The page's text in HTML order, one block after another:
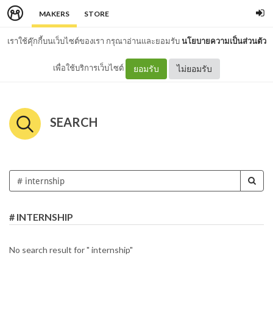
MAKERS STORE
เราใช้คุ๊กกี้บนเว็บไซต์ของเรา กรุณาอ่านและยอมรับนโยบายความเป็นส่วนตัว
เพื่อใช้บริการเว็บไซต์ ยอมรับ ไม่ยอมรับ
SEARCH
# INTERNSHIP
No search result for " internship"